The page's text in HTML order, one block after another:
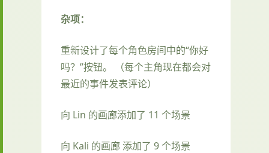
杂项：
重新设计了每个角色房间中的“你好
吗？”按钮。 （每个主角现在都会对
最近的事件发表评论）
向 Lin 的画廊添加了 11 个场景
向 Kali 的画廊 添加了 9 个场景